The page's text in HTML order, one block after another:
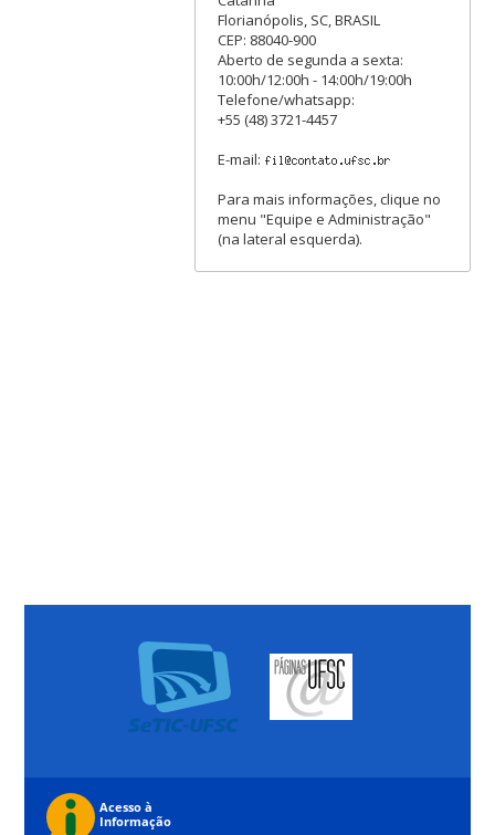
Florianópolis, SC, BRASIL
CEP: 88040-900
Aberto de segunda a sexta:
10:00h/12:00h - 14:00h/19:00h
Telefone/whatsapp:
+55 (48) 3721-4457
E-mail:
Para mais informações, clique no
menu "Equipe e Administração"
(na lateral esquerda).